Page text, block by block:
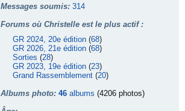
Messages soumis: 314
Forums où Christelle est le plus actif :
GR 2024, 20e édition (68)
GR 2026, 21e édition (68)
Sorties (28)
GR 2023, 19e édition (23)
Grand Rassemblement (20)
Albums photo: 46 albums (4206 photos)